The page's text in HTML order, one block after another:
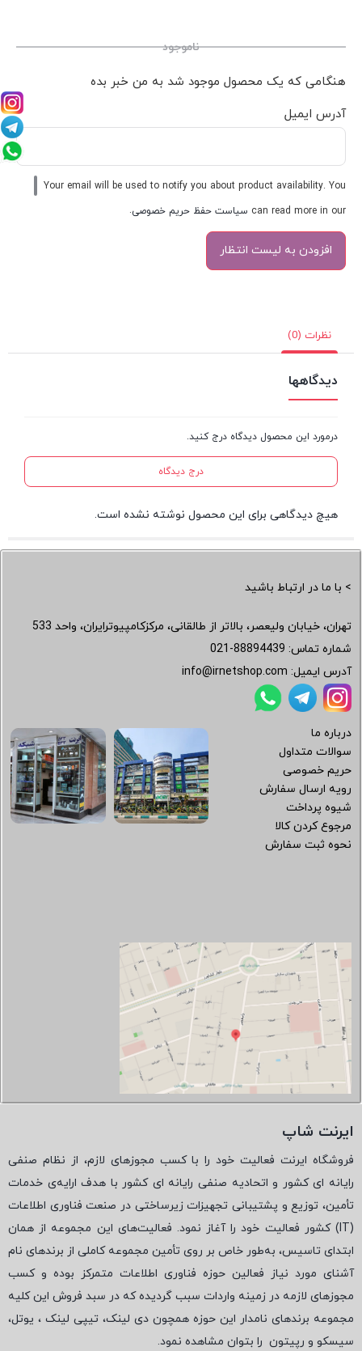
ناموجود
هنگامی که یک محصول موجود شد به من خبر بده
آدرس ایمیل
Your email will be used to notify you about product availability. You
can read more in our سیاست حفظ حریم خصوصی.
نظرات (0)
دیدگاهها
درمورد این محصول دیدگاه درج کنید.
درج دیدگاه
هیچ دیدگاهی برای این محصول نوشته نشده است.
> با ما در ارتباط باشید
تهران، خیابان ولیعصر، بالاتر از طالقانی، مرکزکامپیوترایران، واحد 533
شماره تماس: 021-88894439
آدرس ایمیل: info@irnetshop.com
درباره ما
سوالات متداول
حریم خصوصی
رویه ارسال سفارش
شیوه پرداخت
مرجوع کردن کالا
نحوه ثبت سفارش
ایرنت شاپ
فروشگاه ایرنت فعالیت خود را با کسب مجوزهای لازم، از نظام صنفی
رایانه ای کشور و اتحادیه صنفی رایانه ای کشور با هدف ارایه‌ی خدمات
تأمین، توزیع و پشتیبانی تجهیزات زیرساختی در صنعت فناوری اطلاعات
(
IT) کشور فعالیت خود را آغاز نمود. فعالیت‌های این مجموعه از همان
ابتدای تاسیس، به‌طور خاص بر روی تأمین مجموعه کاملی از برندهای نام
آشنای مورد نیاز فعالین حوزه فناوری اطلاعات متمرکز بوده و کسب
مجوزهای لازمه در زمینه واردات سبب گردیده که در سبد فروش این کلیه
مجموعه برندهای نامدار این حوزه همچون دی لینک، تیپی لینک ، یوتل،
سیسکو و رپیتون را بتوان مشاهده نمود.